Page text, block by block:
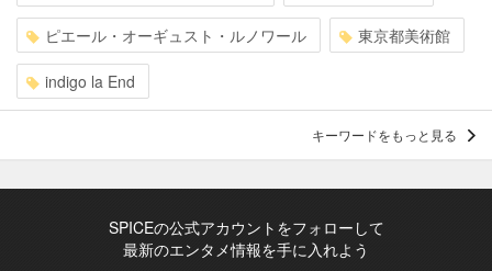
ピエール・オーギュスト・ルノワール 東京都美術館
indigo la End
キーワードをもっと見る
SPICEの公式アカウントをフォローして
最新のエンタメ情報を手に入れよう